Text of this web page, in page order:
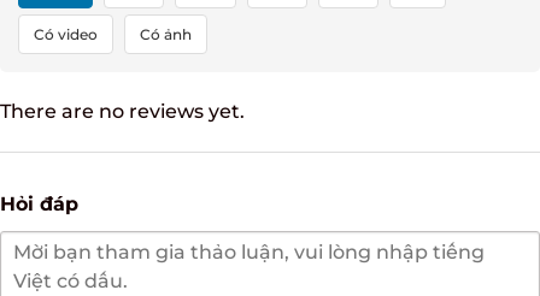
Tất cả 4
Hỏi đáp